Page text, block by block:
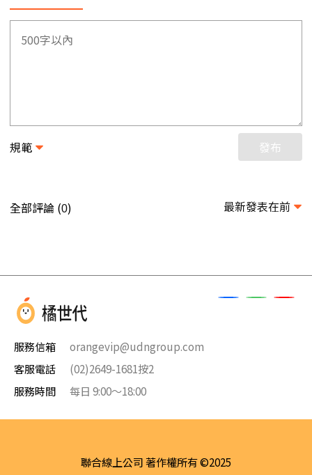
規範 發布
全部評論 (0) 最新發表在前
服務信箱
orangevip@udngroup.com
客服電話
(02)2649-1681按2
服務時間
每日 9:00～18:00
聯合線上公司 著作權所有 ©2025